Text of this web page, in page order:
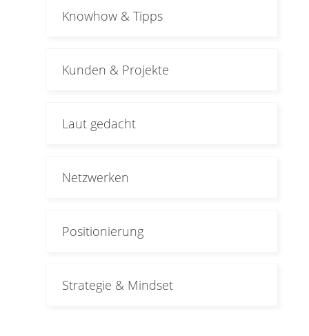
Knowhow & Tipps
Kunden & Projekte
Laut gedacht
Netzwerken
Positionierung
Strategie & Mindset